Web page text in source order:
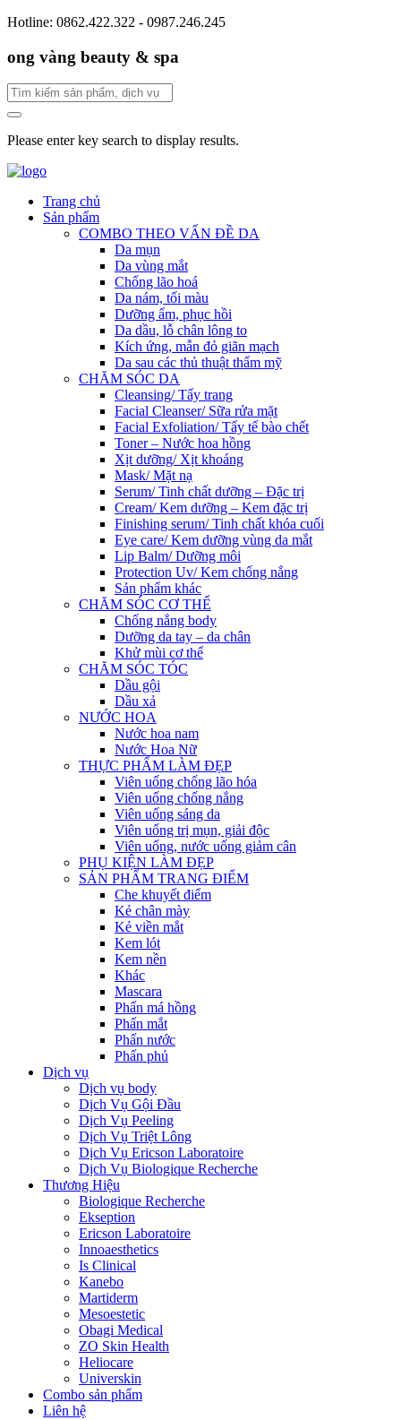
Hotline: 0862.422.322 - 0987.246.245
ong vàng beauty & spa
Please enter key search to display results.
Trang chủ
Sản phẩm
COMBO THEO VẤN ĐỀ DA
Da mụn
Da vùng mắt
Chống lão hoá
Da nám, tối màu
Dưỡng ẩm, phục hồi
Da dầu, lỗ chân lông to
Kích ứng, mẫn đỏ giãn mạch
Da sau các thủ thuật thẩm mỹ
CHĂM SÓC DA
Cleansing/ Tẩy trang
Facial Cleanser/ Sữa rửa mặt
Facial Exfoliation/ Tẩy tế bào chết
Toner – Nước hoa hồng
Xịt dưỡng/ Xịt khoáng
Mask/ Mặt nạ
Serum/ Tinh chất dưỡng – Đặc trị
Cream/ Kem dưỡng – Kem đặc trị
Finishing serum/ Tinh chất khóa cuối
Eye care/ Kem dưỡng vùng da mắt
Lip Balm/ Dưỡng môi
Protection Uv/ Kem chống nắng
Sản phẩm khác
CHĂM SÓC CƠ THỂ
Chống nắng body
Dưỡng da tay – da chân
Khử mùi cơ thể
CHĂM SÓC TÓC
Dầu gội
Dầu xả
NƯỚC HOA
Nước hoa nam
Nước Hoa Nữ
THỰC PHẨM LÀM ĐẸP
Viên uống chống lão hóa
Viên uống chống nắng
Viên uống sáng da
Viên uống trị mụn, giải độc
Viên uống, nước uống giảm cân
PHỤ KIỆN LÀM ĐẸP
SẢN PHẨM TRANG ĐIỂM
Che khuyết điểm
Kẻ chân mày
Kẻ viền mắt
Kem lót
Kem nền
Khác
Mascara
Phấn má hồng
Phấn mắt
Phấn nước
Phấn phủ
Dịch vụ
Dịch vụ body
Dịch Vụ Gội Đầu
Dịch Vụ Peeling
Dịch Vụ Triệt Lông
Dịch Vụ Ericson Laboratoire
Dịch Vụ Biologique Recherche
Thương Hiệu
Biologique Recherche
Ekseption
Ericson Laboratoire
Innoaesthetics
Is Clinical
Kanebo
Martiderm
Mesoestetic
Obagi Medical
ZO Skin Health
Heliocare
Universkin
Combo sản phẩm
Liên hệ